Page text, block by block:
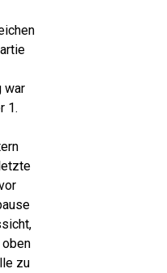
war
1.
zu